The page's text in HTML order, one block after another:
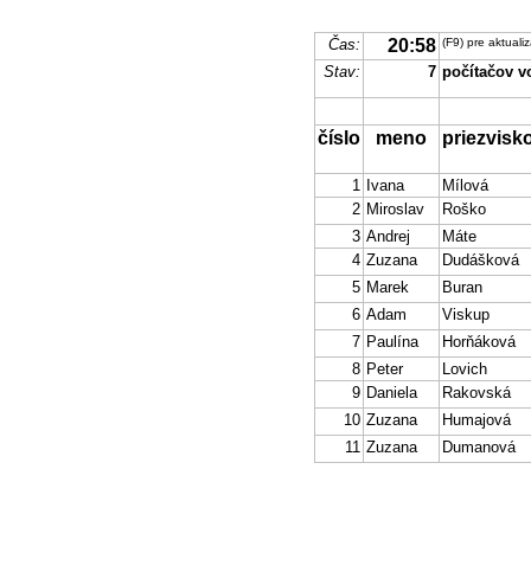
Čas: 20:58 (F9) pre
Stav: 7 počítačov
číslo meno
1 Ivana
Mílová
2 Miroslav
Roško
3 Andrej
Máte
4 Zuzana
Dudášková
5 Marek
Buran
6 Adam
Viskup
7 Paulína
Horňáková
8 Peter
Lovich
9 Daniela
Rakovská
10 Zuzana
Humajová
11 Zuzana Dumanová